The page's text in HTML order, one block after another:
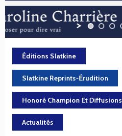
Éditions Slatkine
Slatkine Reprints-Érudition
Honoré Champion Et Diffusions
Actualités